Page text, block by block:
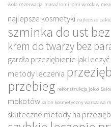
wola rezerwacja masaż lomi lomi wrocław
najlepsze kosmetyki najlepsze
szminka do ust
krem do twarzy bez
gardła przeziębienie jak leczyć
metody leczenia
przebieg rekonstrukcja joico
mokotów salon kosmetyczny warszawa
skuteczne metody na